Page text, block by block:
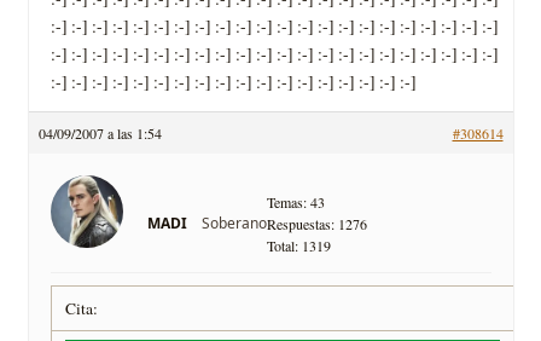
:-] :-] :-] :-] :-] :-] :-] :-] :-] :-] :-] :-] :-] :-] :-] :-] :-] :-] :-] :-] :-] :-]
:-] :-] :-] :-] :-] :-] :-] :-] :-] :-] :-] :-] :-] :-] :-] :-] :-] :-] :-] :-] :-] :-]
:-] :-] :-] :-] :-] :-] :-] :-] :-] :-] :-] :-] :-] :-] :-] :-] :-] :-]
04/09/2007 a las 1:54 #308614
MADI Soberano
Temas: 43
Respuestas: 1276
Total: 1319
Cita: